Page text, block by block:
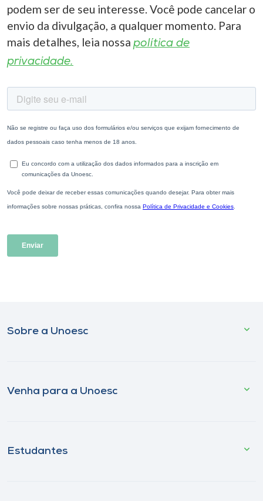
podem ser de seu interesse. Você pode cancelar o
envio da divulgação, a qualquer momento. Para
mais detalhes, leia nossa política de
privacidade.
Sobre a Unoesc
Venha para a Unoesc
Estudantes